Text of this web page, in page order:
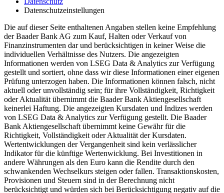
Datenschutzeinstellungen
Die auf dieser Seite enthaltenen Angaben stellen keine Empfehlung
der Baader Bank AG zum Kauf, Halten oder Verkauf von
Finanzinstrumenten dar und berücksichtigen in keiner Weise die
individuellen Verhältnisse des Nutzers. Die angezeigten
Informationen werden von LSEG Data & Analytics zur Verfügung
gestellt und sortiert, ohne dass wir diese Informationen einer eigenen
Prüfung unterzogen haben. Die Informationen können falsch, nicht
aktuell oder unvollständig sein; für ihre Vollständigkeit, Richtigkeit
oder Aktualität übernimmt die Baader Bank Aktiengesellschaft
keinerlei Haftung. Die angezeigten Kursdaten und Indizes werden
von LSEG Data & Analytics zur Verfügung gestellt. Die Baader
Bank Aktiengesellschaft übernimmt keine Gewähr für die
Richtigkeit, Vollständigkeit oder Aktualität der Kursdaten.
Wertentwicklungen der Vergangenheit sind kein verlässlicher
Indikator für die künftige Wertenwicklung. Bei Investitionen in
andere Währungen als den Euro kann die Rendite durch den
schwankenden Wechselkurs steigen oder fallen. Transaktionskosten,
Provisionen und Steuern sind in der Berechnung nicht
berücksichtigt und würden sich bei Berücksichtigung negativ auf die